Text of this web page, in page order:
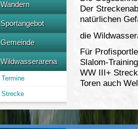
Der
natürlichen
die
Für
Slalom-
WW III+
Toren auch
Partnerbetrieb
Wandern
Raggaschlucht
Wanderbus
Sportangebot
Rafting
Kajak
Kletterhalle
Bogenschiessen
Gemeinde
Freibad
Multifunktionsanlage
Wildwasserarena
Termine
Strecke